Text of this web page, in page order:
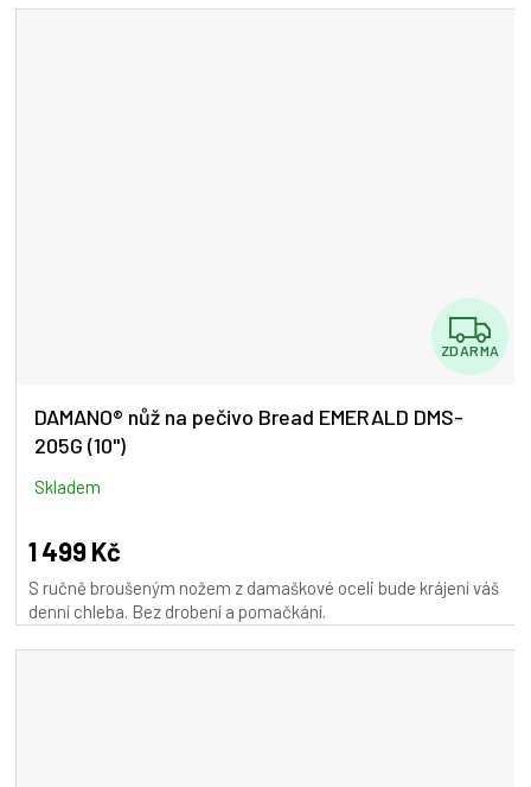
Z
D
ZDARMA
DAMANO® nůž na pečivo Bread EMERALD DMS-
205G (10")
Skladem
1 499 Kč
S ručně broušeným nožem z damaškové oceli bude krájení váš
denní chleba. Bez drobení a pomačkání.